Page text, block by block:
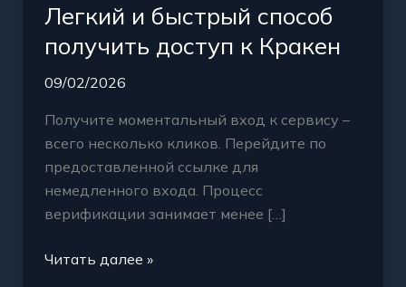
Легкий и быстрый способ
получить доступ к Кракен
09/02/2026
Получите моментальный вход к сервису –
всего несколько кликов. Перейдите по
предоставленной ссылке для
немедленного входа. Процесс
верификации занимает менее […]
быстрый
получить
доступ
Кракен
Читать далее »